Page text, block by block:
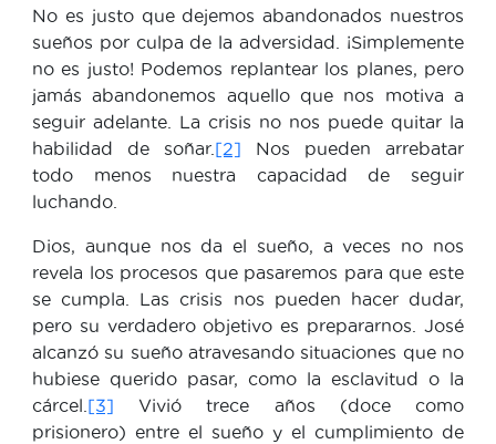
No es justo que dejemos abandonados nuestros
sueños por culpa de la adversidad. ¡Simplemente
no es justo! Podemos replantear los planes, pero
jamás abandonemos aquello que nos motiva a
seguir adelante. La crisis no nos puede quitar la
habilidad de soñar. [2] Nos pueden arrebatar
todo menos nuestra capacidad de seguir
luchando.
Dios, aunque nos da el sueño, a veces no nos
revela los procesos que pasaremos para que este
se cumpla. Las crisis nos pueden hacer dudar,
pero su verdadero objetivo es prepararnos. José
alcanzó su sueño atravesando situaciones que no
hubiese querido pasar, como la esclavitud o la
cárcel. [3] Vivió trece años (doce como
prisionero) entre el sueño y el cumplimiento de